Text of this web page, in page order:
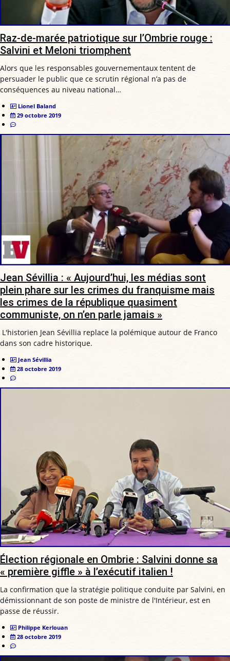
Raz-de-marée patriotique sur l’Ombrie rouge :
Salvini et Meloni triomphent
Alors que les responsables gouvernementaux tentent de
persuader le public que ce scrutin régional n’a pas de
conséquences au niveau national…
Lionel Baland
29 octobre 2019
Jean Sévillia : « Aujourd’hui, les médias sont
plein phare sur les crimes du franquisme mais
les crimes de la république quasiment
communiste, on n’en parle jamais »
L'historien Jean Sévillia replace la polémique autour de Franco
dans son cadre historique.
Jean Sévillia
28 octobre 2019
Élection régionale en Ombrie : Salvini donne sa
« première giffle » à l’exécutif italien !
La confirmation que la stratégie politique conduite par Salvini, en
démissionnant de son poste de ministre de l'Intérieur, est en
passe de réussir.
Philippe Kerlouan
28 octobre 2019